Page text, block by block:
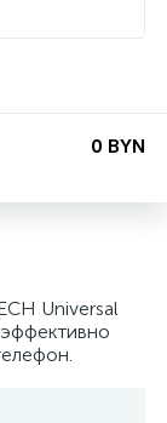
0 BYN
Universal